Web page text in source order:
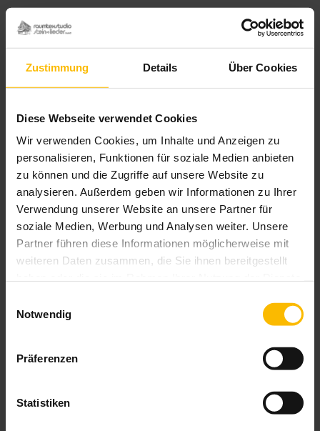
Zustimmung Details Über Cookies
Diese Webseite verwendet Cookies
Wir verwenden Cookies, um Inhalte und Anzeigen zu
personalisieren, Funktionen für soziale Medien anbieten
zu können und die Zugriffe auf unsere Website zu
analysieren. Außerdem geben wir Informationen zu Ihrer
Verwendung unserer Website an unsere Partner für
soziale Medien, Werbung und Analysen weiter. Unsere
Partner führen diese Informationen möglicherweise mit
weiteren Daten zusammen, die Sie ihnen bereitgestellt
Notwendig
Präferenzen
Statistiken
Beim Geländersystem VisioNeo View mit bündigen
Geländerpfosten schließt die obere Glaskante
bündig mit den filigranen Geländerpfosten ab. Das
verleiht ein zeitloses und elegantes Aussehen.
Brillante Extras
Optionale Balkonblende
Vier Montagearten
Optionale Glasmaßzeichnung
Minimalistischer Glaskantenschutz